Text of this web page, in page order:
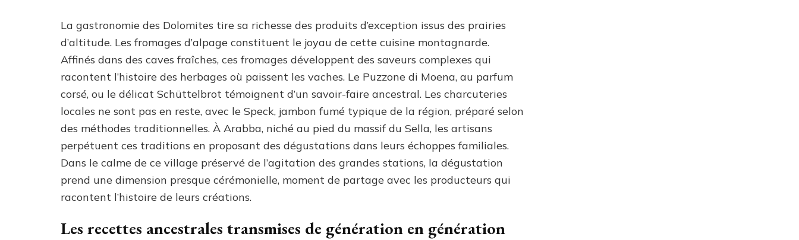
La gastronomie des Dolomites tire sa richesse des produits d’exception issus des prairies
d’altitude. Les fromages d’alpage constituent le joyau de cette cuisine montagnarde.
Affinés dans des caves fraîches, ces fromages développent des saveurs complexes qui
racontent l’histoire des herbages où paissent les vaches. Le Puzzone di Moena, au parfum
corsé, ou le délicat Schüttelbrot témoignent d’un savoir-faire ancestral. Les charcuteries
locales ne sont pas en reste, avec le Speck, jambon fumé typique de la région, préparé selon
des méthodes traditionnelles. À Arabba, niché au pied du massif du Sella, les artisans
perpétuent ces traditions en proposant des dégustations dans leurs échoppes familiales.
Dans le calme de ce village préservé de l’agitation des grandes stations, la dégustation
prend une dimension presque cérémonielle, moment de partage avec les producteurs qui
racontent l’histoire de leurs créations.
Les recettes ancestrales transmises de génération en génération